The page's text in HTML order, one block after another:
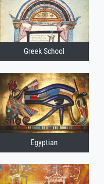
Greek School
Egyptian